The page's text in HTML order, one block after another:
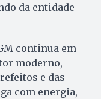
da entidade
continua em
moderno,
e das
com energia,